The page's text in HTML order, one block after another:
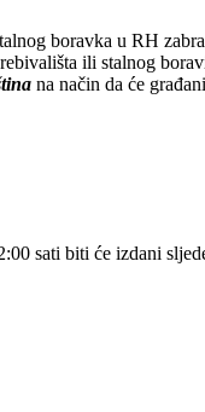
boravka u RH
ili stalnog
na način da će
sati biti će izdani